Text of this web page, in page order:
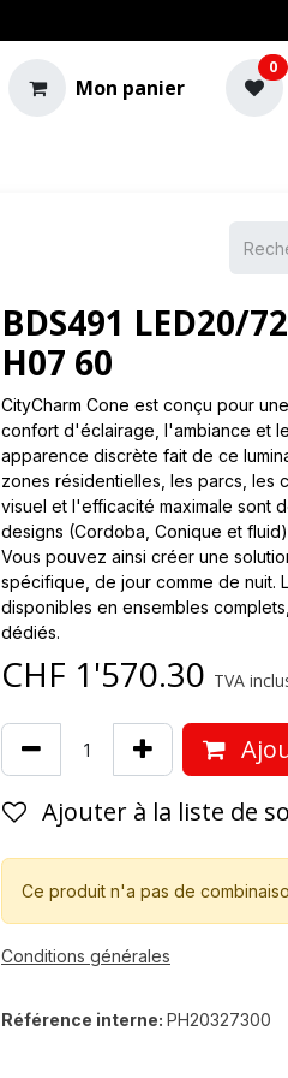
Mon panier
0
BDS491 LED20/
H07 60
CityCharm Cone est conçu pour
confort d'éclairage, l'ambiance et
apparence discrète fait de ce
zones résidentielles, les parcs, les
visuel et l'efficacité maximale sont
designs (Cordoba, Conique et
Vous pouvez ainsi créer une
spécifique, de jour comme de nuit.
disponibles en ensembles
dédiés.
CHF 1'570.30 TVA
Ajouter à la liste de
Ce produit n'a pas de
Conditions générales
Référence interne: PH20327300